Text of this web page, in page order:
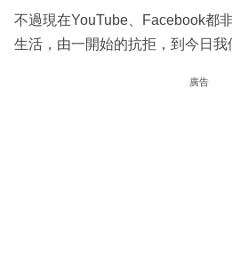
不過現在YouTube、Facebook都
生活，由一開始的抗拒，到今日我
廣告